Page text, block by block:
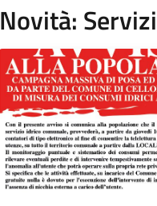
Novità: Servizi